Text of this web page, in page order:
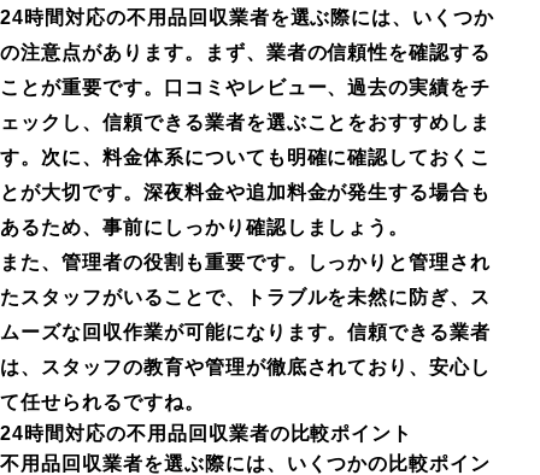
24時間対応の不用品回収業者を選ぶ際には、いくつか
の注意点があります。まず、業者の信頼性を確認する
ことが重要です。口コミやレビュー、過去の実績をチ
ェックし、信頼できる業者を選ぶことをおすすめしま
す。次に、料金体系についても明確に確認しておくこ
とが大切です。深夜料金や追加料金が発生する場合も
あるため、事前にしっかり確認しましょう。
また、管理者の役割も重要です。しっかりと管理され
たスタッフがいることで、トラブルを未然に防ぎ、ス
ムーズな回収作業が可能になります。信頼できる業者
は、スタッフの教育や管理が徹底されており、安心し
て任せられるですね。
24時間対応の不用品回収業者の比較ポイント
不用品回収業者を選ぶ際には、いくつかの比較ポイン